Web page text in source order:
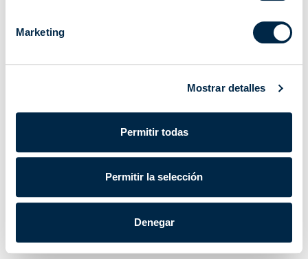
Marketing
Mostrar detalles
Permitir todas
Permitir la selección
Denegar
Cherubini S.p.A. | CIF/NIF IT 00622080984 |
Datos corporativos | Política de privacidad | Cookie